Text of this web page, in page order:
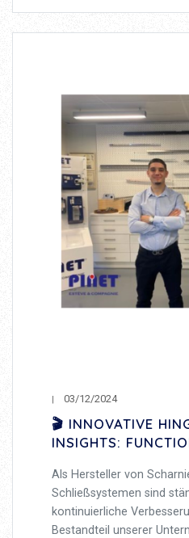
03/12/2024
🎬 INNOVATIVE
INSIGHTS:
Als Hersteller von
Schließsystemen sind
kontinuierliche
Bestandteil unserer